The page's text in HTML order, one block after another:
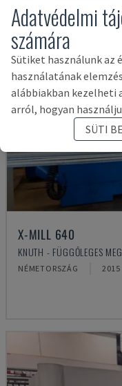
X-MILL 640
KNUTH - FÜGGŐLEGES
NÉMETORSZÁG 2015
Adatvédelmi
számára
Sütiket használunk az
használatának
alábbiakban kezelheti
arról, hogyan
SÜTI